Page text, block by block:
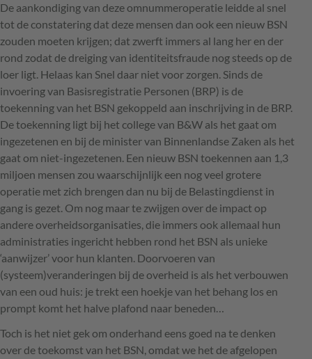
De aankondiging van deze omnummeroperatie leidde al snel
tot de constatering dat deze mensen dan ook een nieuw BSN
zouden moeten krijgen; dat zwerft immers al lang her en der
rond zodat de dreiging van identiteitsfraude nog steeds op de
loer ligt. Helaas kan Snel daar niet voor zorgen. Sinds de
invoering van Basisregistratie Personen (BRP) is de
toekenning van het BSN gekoppeld aan inschrijving in de BRP.
De toekenning ligt bij het college van B&W als het gaat om
ingezetenen en bij de minister van Binnenlandse Zaken als het
gaat om niet-ingezetenen. Een nieuw BSN toekennen aan 1,3
miljoen mensen zou waarschijnlijk een nog veel grotere
operatie met zich brengen dan nu bij de Belastingdienst in
gang is gezet. Om nog maar te zwijgen over de impact op
andere overheidsorganisaties, die immers ook allemaal hun
administraties ingericht hebben rond het BSN als unieke
‘aanwijzer’ voor hun klanten. Doorvoeren van
(systeem)veranderingen bij de overheid is als het verbouwen
van een oud huis: je trekt een hoekje van het behang los en
prompt komt het halve plafond naar beneden…
Toch is het niet gek om onderhand eens goed na te denken
over de toekomst van het BSN, omdat we het de afgelopen